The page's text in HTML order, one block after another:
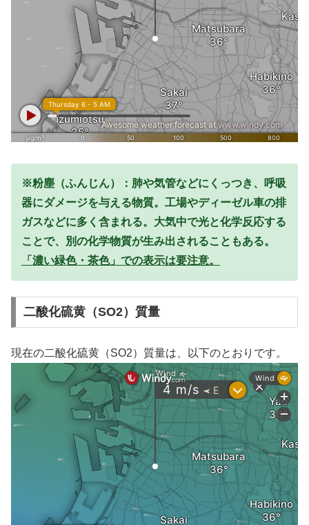
※粉塵（ふんじん）：肺や気管などにくっつき、呼吸
器にダメージを与える物質。工場やディーゼル車の排
ガスなどに多く含まれる。大気中で光と化学反応する
ことで、別の化学物質が生み出されることもある。
「濃い緑色・茶色」での表示は要注意。
二酸化硫黄（SO2）質量
現在の二酸化硫黄（SO2）質量は、以下のとおりです。